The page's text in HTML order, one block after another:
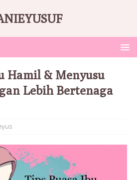
Hamil & Menyusu
Lebih Bertenaga